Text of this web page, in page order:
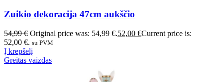
Zuikio dekoracija 47cm aukščio
54,99€ Original price was: 54,99 €.52,00 €Current price is:
52,00 €. su PVM
Į krepšelį
Greitas vaizdas